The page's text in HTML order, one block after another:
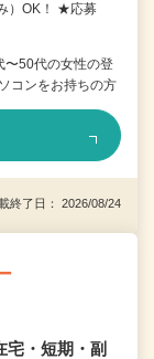
）OK！ ★応募
50代の女性の登
ンをお持ちの方
了日： 2026/08/24
宅・短期・副